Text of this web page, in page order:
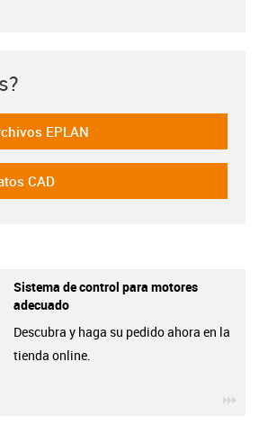
planEPLAN
CAD
Sistema de control para motores
adecuado
Descubra y haga su pedido ahora en la
tienda online.